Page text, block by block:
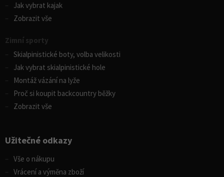
Jak vybrat kajak
Zobrazit vše
Zimní sporty
Skialpinistické boty, volba velikosti
Jak vybrat skialpinistické hole
Montáž vázání na lyže
Proč si koupit backcountry běžky
Zobrazit vše
Užitečné odkazy
Vše o nákupu
Vrácení a výměna zboží